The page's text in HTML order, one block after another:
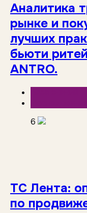
Аналитика
рынке и
лучших
бьюти
ANTRO.
6
ТС Лента:
по